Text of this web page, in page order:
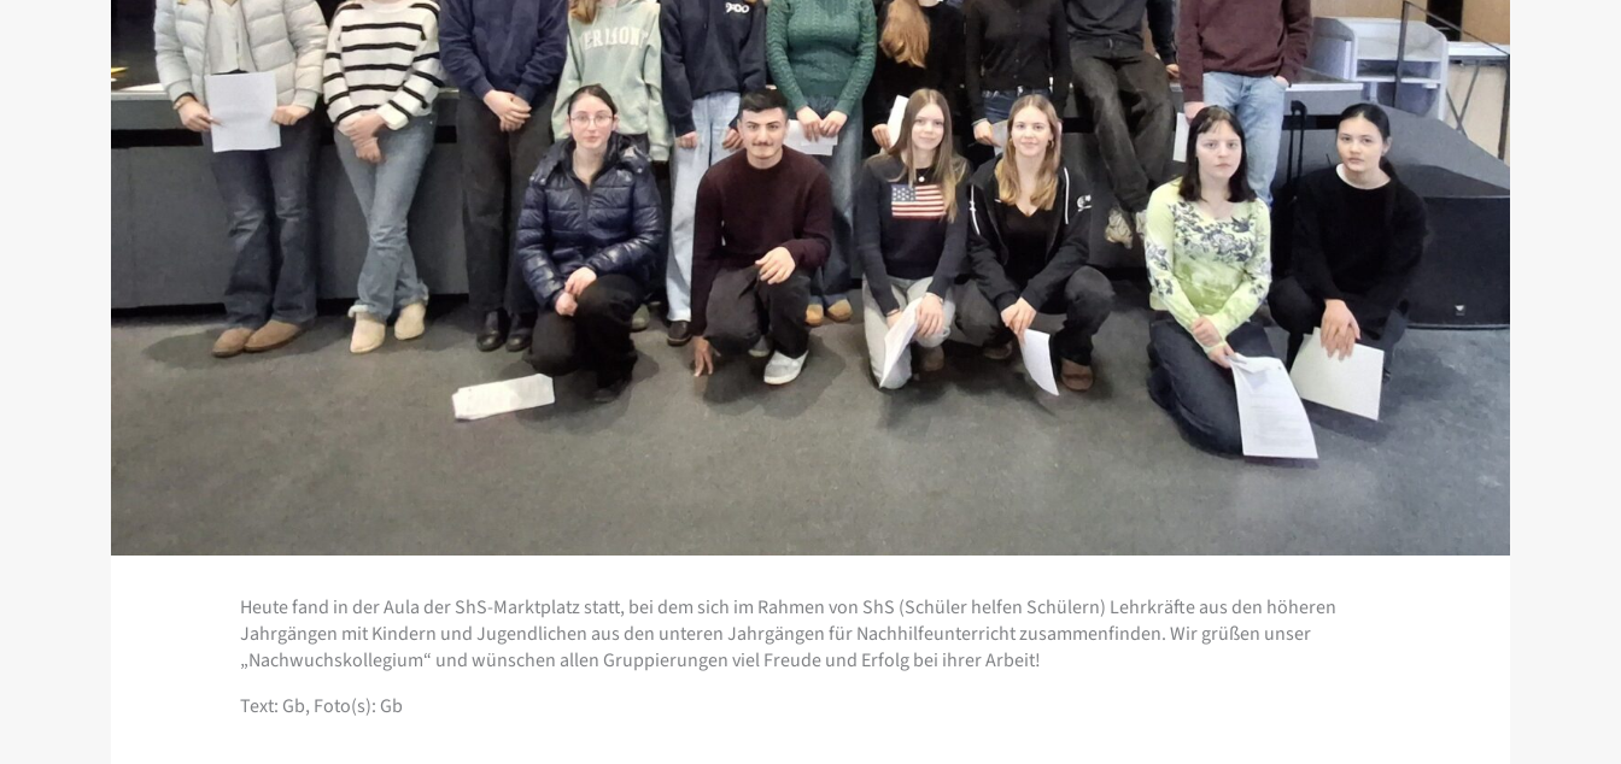
Heute fand in der Aula der ShS-Marktplatz statt, bei dem sich im Rahmen von ShS (Schüler helfen Schülern) Lehrkräfte aus den höheren
Jahrgängen mit Kindern und Jugendlichen aus den unteren Jahrgängen für Nachhilfeunterricht zusammenfinden. Wir grüßen unser
„Nachwuchskollegium“ und wünschen allen Gruppierungen viel Freude und Erfolg bei ihrer Arbeit!
Text: Gb, Foto(s): Gb